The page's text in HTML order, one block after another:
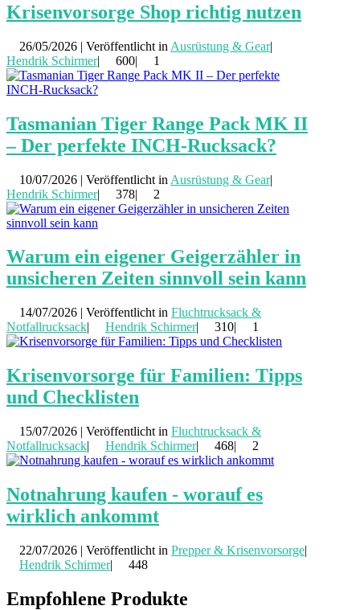
Krisenvorsorge Shop richtig nutzen
26/05/2026 | Veröffentlicht in Ausrüstung & Gear|
Hendrik Schirmer| 600| 1
Tasmanian Tiger Range Pack MK II
– Der perfekte INCH-Rucksack?
10/07/2026 | Veröffentlicht in Ausrüstung & Gear|
Hendrik Schirmer| 378| 2
Warum ein eigener Geigerzähler in
unsicheren Zeiten sinnvoll sein kann
14/07/2026 | Veröffentlicht in Fluchtrucksack &
Notfallrucksack| Hendrik Schirmer| 310| 1
Krisenvorsorge für Familien: Tipps
und Checklisten
15/07/2026 | Veröffentlicht in Fluchtrucksack &
Notfallrucksack| Hendrik Schirmer| 468| 2
Notnahrung kaufen - worauf es
wirklich ankommt
22/07/2026 | Veröffentlicht in Prepper & Krisenvorsorge|
Hendrik Schirmer| 448
Empfohlene Produkte